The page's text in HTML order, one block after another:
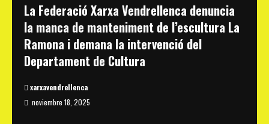
La Federació Xarxa Vendrellenca denuncia
la manca de manteniment de l’escultura La
Ramona i demana la intervenció del
Departament de Cultura
xarxavendrellenca
noviembre 18, 2025